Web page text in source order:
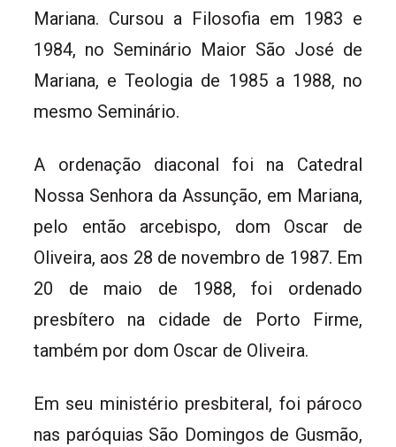
Mariana. Cursou a Filosofia em 1983 e
1984, no Seminário Maior São José de
Mariana, e Teologia de 1985 a 1988, no
mesmo Seminário.
A ordenação diaconal foi na Catedral
Nossa Senhora da Assunção, em Mariana,
pelo então arcebispo, dom Oscar de
Oliveira, aos 28 de novembro de 1987. Em
20 de maio de 1988, foi ordenado
presbítero na cidade de Porto Firme,
também por dom Oscar de Oliveira.
Em seu ministério presbiteral, foi pároco
nas paróquias São Domingos de Gusmão,